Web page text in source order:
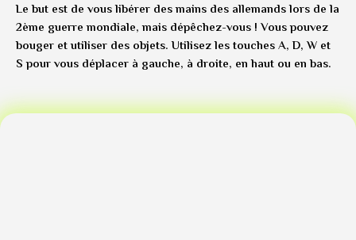
Le but est de vous libérer des mains des allemands lors de la
2ème guerre mondiale, mais dépêchez-vous ! Vous pouvez
bouger et utiliser des objets. Utilisez les touches A, D, W et
S pour vous déplacer à gauche, à droite, en haut ou en bas.